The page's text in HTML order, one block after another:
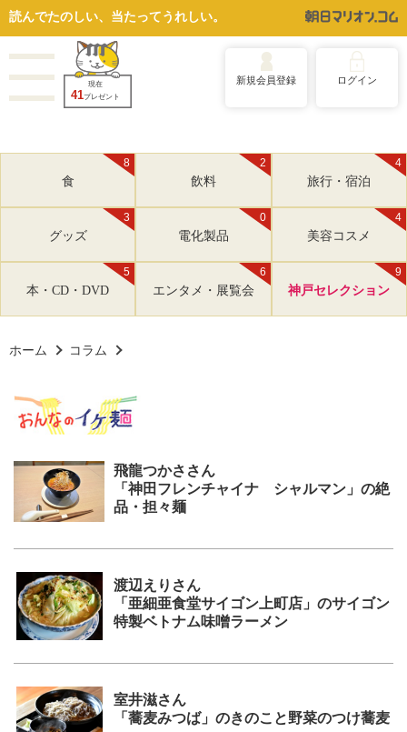
読んでたのしい、当たってうれしい。
現在
41プレゼント
新規会員登録 ログイン
8
食
2
飲料
4
旅行・宿泊
3
グッズ
0
電化製品
4
美容コスメ
5
本・CD・DVD
6
エンタメ・展覧会
9
神戸セレクション
ホーム コラム
飛龍つかささん
「神田フレンチャイナ シャルマン」の絶
品・担々麺
渡辺えりさん
「亜細亜食堂サイゴン上町店」のサイゴン
特製ベトナム味噌ラーメン
室井滋さん
「蕎麦みつば」のきのこと野菜のつけ蕎麦